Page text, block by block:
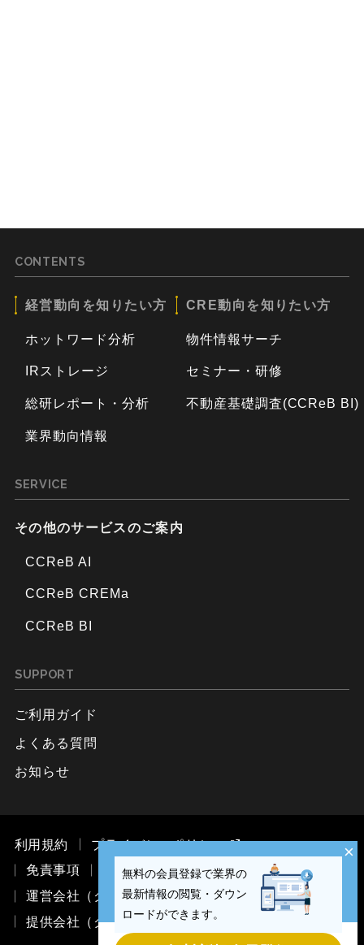
CONTENTS
経営動向を知りたい方
ホットワード分析
IRストレージ
総研レポート・分析
業界動向情報
CRE動向を知りたい方
物件情報サーチ
セミナー・研修
不動産基礎調査(CCReB BI)
SERVICE
その他のサービスのご案内
CCReB AI
CCReB CREMa
CCReB BI
SUPPORT
ご利用ガイド
よくある質問
お知らせ
利用規約
プライバシーポリシー
免責事項
お問い合わせ
運営会社（ククレブ・マーケティング株式会社）
提供会社（ククレブ・アドバイザーズ株式会社）
×
無料の会員登録で業界の
最新情報の閲覧・ダウン
ロードができます。